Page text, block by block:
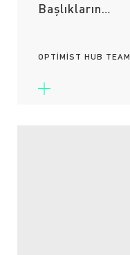
Başlıkların…
OPTIMIST HUB TEAM